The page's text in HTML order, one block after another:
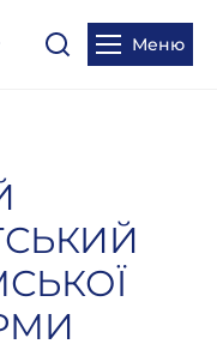
Меню